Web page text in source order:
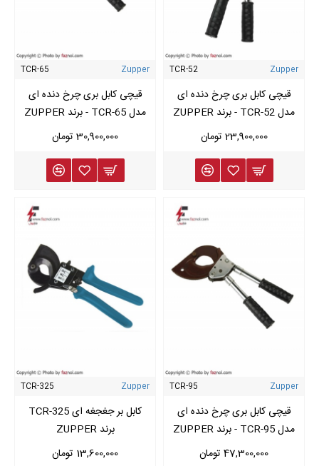
Zupper
TCR-52
قیچی کابل بری چرخ دنده ای
مدل TCR-52 - برند ZUPPER
23,900,000 تومان
Zupper
TCR-65
قیچی کابل بری چرخ دنده ای
مدل TCR-65 - برند ZUPPER
30,900,000 تومان
Zupper
TCR-95
قیچی کابل بری چرخ دنده ای
مدل TCR-95 - برند ZUPPER
47,300,000 تومان
Zupper
TCR-325
کابل بر جغجغه ای TCR-325
برند ZUPPER
13,600,000 تومان